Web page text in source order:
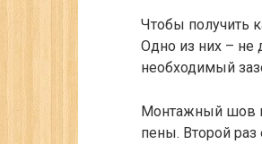
Чтобы получить
Одно из них – не
необходимый
Монтажный шов
пены. Второй раз